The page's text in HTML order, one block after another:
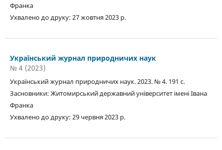
Франка
Ухвалено до друку: 27 жовтня 2023 р.
Український журнал природничих наук
№ 4 (2023)
Український журнал природничих наук. 2023. № 4. 191 с.
Засновники: Житомирський державний університет імені Івана
Франка
Ухвалено до друку: 29 червня 2023 р.